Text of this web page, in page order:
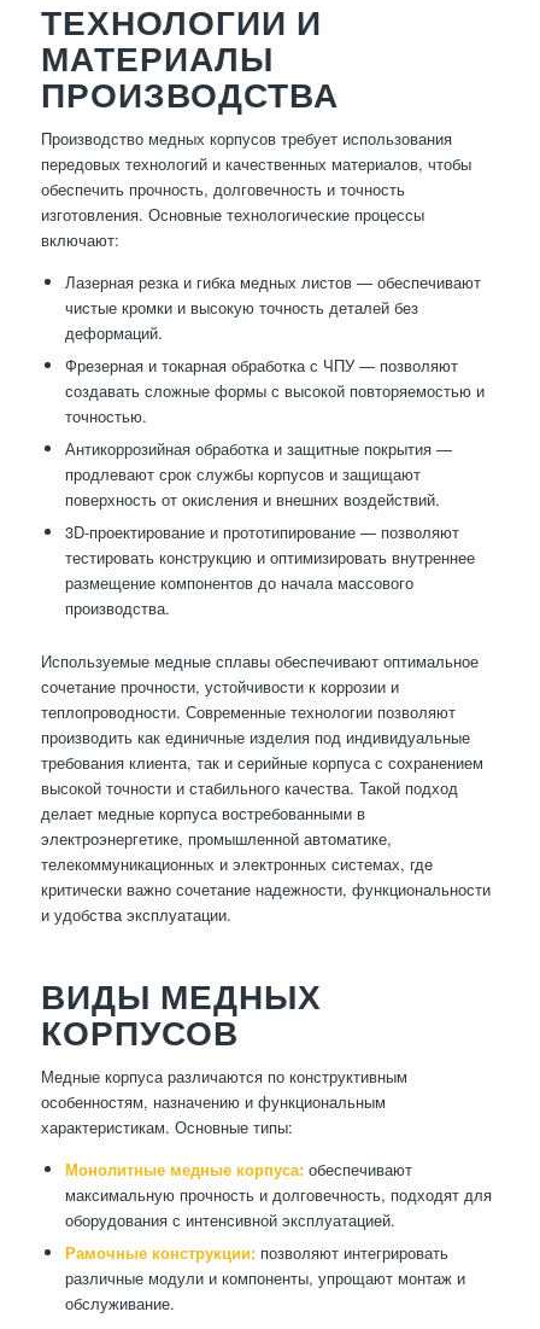
ТЕХНОЛОГИИ И
МАТЕРИАЛЫ
ПРОИЗВОДСТВА
Производство медных корпусов требует использования
передовых технологий и качественных материалов, чтобы
обеспечить прочность, долговечность и точность
изготовления. Основные технологические процессы
включают:
Лазерная резка и гибка медных листов — обеспечивают
чистые кромки и высокую точность деталей без
деформаций.
Фрезерная и токарная обработка с ЧПУ — позволяют
создавать сложные формы с высокой повторяемостью и
точностью.
Антикоррозийная обработка и защитные покрытия —
продлевают срок службы корпусов и защищают
поверхность от окисления и внешних воздействий.
3D-проектирование и прототипирование — позволяют
тестировать конструкцию и оптимизировать внутреннее
размещение компонентов до начала массового
производства.
Используемые медные сплавы обеспечивают оптимальное
сочетание прочности, устойчивости к коррозии и
теплопроводности. Современные технологии позволяют
производить как единичные изделия под индивидуальные
требования клиента, так и серийные корпуса с сохранением
высокой точности и стабильного качества. Такой подход
делает медные корпуса востребованными в
электроэнергетике, промышленной автоматике,
телекоммуникационных и электронных системах, где
критически важно сочетание надежности, функциональности
и удобства эксплуатации.
ВИДЫ МЕДНЫХ
КОРПУСОВ
Медные корпуса различаются по конструктивным
особенностям, назначению и функциональным
характеристикам. Основные типы:
Монолитные медные корпуса:обеспечивают
максимальную прочность и долговечность, подходят для
оборудования с интенсивной эксплуатацией.
Рамочные конструкции:позволяют интегрировать
различные модули и компоненты, упрощают монтаж и
обслуживание.